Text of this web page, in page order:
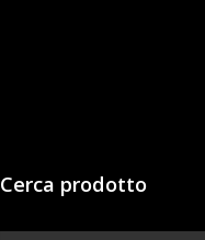
Cerca prodotto